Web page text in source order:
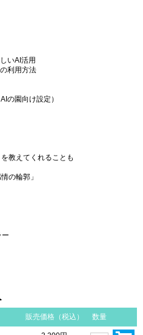
いAI活用
利用方法
の園向け設定）
教えてくれることも
の輪郭」
販売価格（税込） 数量